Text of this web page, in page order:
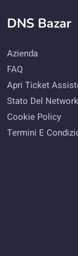
DNS Bazar
Azienda
FAQ
Apri Ticket
Stato Del Network
Cookie Policy
Termini E